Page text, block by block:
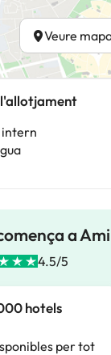
Veure
a
4.5/5
hotels
per tot